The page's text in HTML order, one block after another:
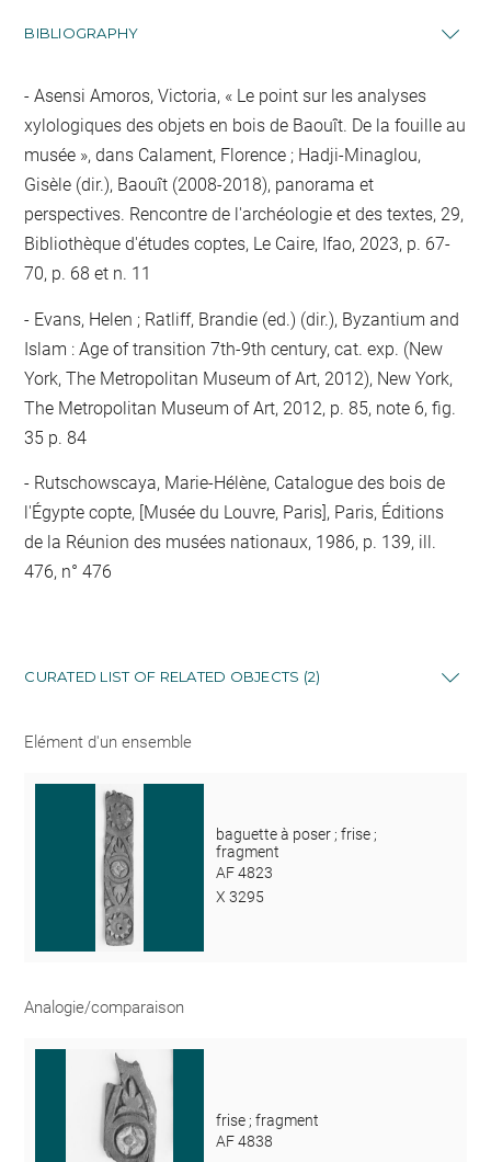
BIBLIOGRAPHY
Asensi Amoros, Victoria, « Le point sur les analyses
xylologiques des objets en bois de Baouît. De la fouille au
musée », dans Calament, Florence ; Hadji-Minaglou,
Gisèle (dir.), Baouît (2008-2018), panorama et
perspectives. Rencontre de l'archéologie et des textes, 29,
Bibliothèque d'études coptes, Le Caire, Ifao, 2023, p. 67-
70, p. 68 et n. 11
Evans, Helen ; Ratliff, Brandie (ed.) (dir.), Byzantium and
Islam : Age of transition 7th-9th century, cat. exp. (New
York, The Metropolitan Museum of Art, 2012), New York,
The Metropolitan Museum of Art, 2012, p. 85, note 6, fig.
35 p. 84
Rutschowscaya, Marie-Hélène, Catalogue des bois de
l'Égypte copte, [Musée du Louvre, Paris], Paris, Éditions
de la Réunion des musées nationaux, 1986, p. 139, ill.
476, n° 476
CURATED LIST OF RELATED OBJECTS (2)
Elément d'un ensemble
baguette à poser ; frise ;
fragment
AF 4823
X 3295
Analogie/comparaison
frise ; fragment
AF 4838